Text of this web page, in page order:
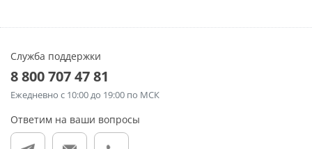
Служба поддержки
8 800 707 47 81
Ежедневно с 10:00 до 19:00 по МСК
Ответим на ваши вопросы